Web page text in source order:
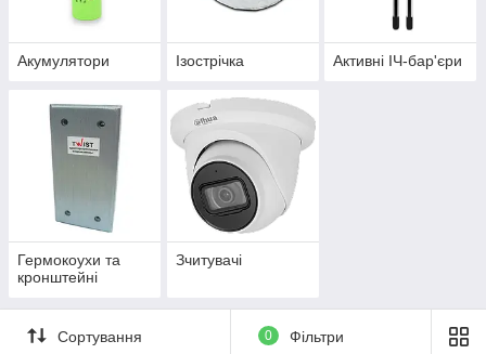
Акумулятори Ізострічка Активні ІЧ-бар'єри
Гермокоухи та
кронштейні
Зчитувачі
Сортування 0 Фільтри